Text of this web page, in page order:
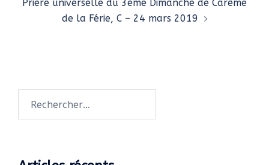
Prière universelle du 3ème Dimanche de Carême
de la Férie, C – 24 mars 2019